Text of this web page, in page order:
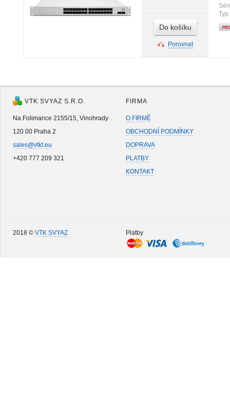
Do košíku
Porovnat
VTK SVYAZ S.R.O.
Na Folimance 2155/15, Vinohrady
120 00 Praha 2
sales@vtkt.eu
+420 777 209 321
FIRMA
O FIRMĚ
OBCHODNÍ PODMÍNKY
DOPRAVA
PLATBY
KONTAKT
2018 © VTK SVYAZ Platby